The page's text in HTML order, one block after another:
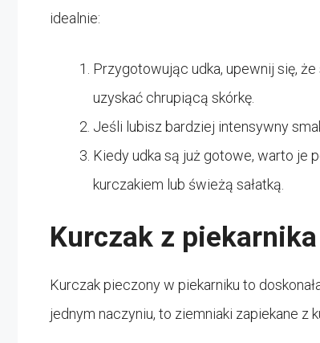
idealnie:
Przygotowując udka, upewnij się,
uzyskać chrupiącą skórkę.
Jeśli lubisz bardziej intensywny
Kiedy udka są już gotowe, warto je
kurczakiem lub świeżą sałatką.
Kurczak z
Kurczak pieczony w piekarniku to
jednym naczyniu, to ziemniaki zapiekane z